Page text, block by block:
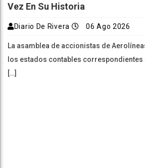
Vez En Su Historia
Diario De Rivera 06 Ago 2026
La asamblea de accionistas de
los estados contables correspondientes
[…]